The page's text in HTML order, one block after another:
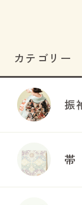
カテゴリー
振
帯